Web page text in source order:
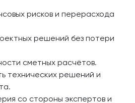
рисков и перерасхода
решений без потери
сметных расчётов.
технических решений и
со стороны экспертов и